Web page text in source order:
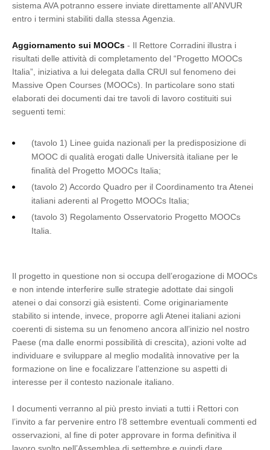
sistema AVA potranno essere inviate direttamente all’ANVUR
entro i termini stabiliti dalla stessa Agenzia.
Aggiornamento sui MOOCs - Il Rettore Corradini illustra i
risultati delle attività di completamento del “Progetto MOOCs
Italia”, iniziativa a lui delegata dalla CRUI sul fenomeno dei
Massive Open Courses (MOOCs). In particolare sono stati
elaborati dei documenti dai tre tavoli di lavoro costituiti sui
seguenti temi:
(tavolo 1) Linee guida nazionali per la predisposizione di
MOOC di qualità erogati dalle Università italiane per le
finalità del Progetto MOOCs Italia;
(tavolo 2) Accordo Quadro per il Coordinamento tra Atenei
italiani aderenti al Progetto MOOCs Italia;
(tavolo 3) Regolamento Osservatorio Progetto MOOCs
Italia.
Il progetto in questione non si occupa dell’erogazione di MOOCs
e non intende interferire sulle strategie adottate dai singoli
atenei o dai consorzi già esistenti. Come originariamente
stabilito si intende, invece, proporre agli Atenei italiani azioni
coerenti di sistema su un fenomeno ancora all’inizio nel nostro
Paese (ma dalle enormi possibilità di crescita), azioni volte ad
individuare e sviluppare al meglio modalità innovative per la
formazione on line e focalizzare l’attenzione su aspetti di
interesse per il contesto nazionale italiano.
I documenti verranno al più presto inviati a tutti i Rettori con
l’invito a far pervenire entro l’8 settembre eventuali commenti ed
osservazioni, al fine di poter approvare in forma definitiva il